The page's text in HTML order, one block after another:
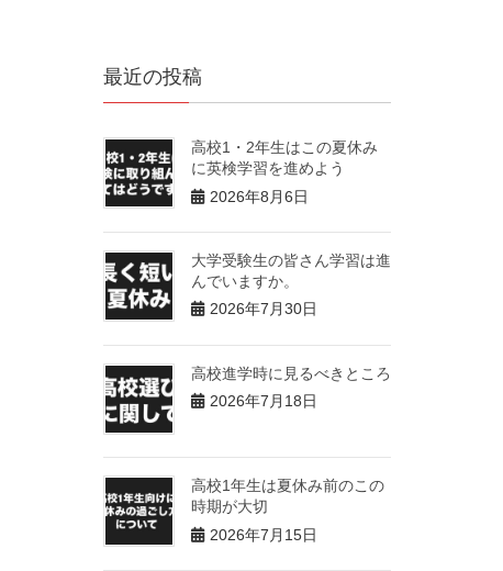
最近の投稿
高校1・2年生はこの夏休み
に英検学習を進めよう
2026年8月6日
大学受験生の皆さん学習は進
んでいますか。
2026年7月30日
高校進学時に見るべきところ
2026年7月18日
高校1年生は夏休み前のこの
時期が大切
2026年7月15日